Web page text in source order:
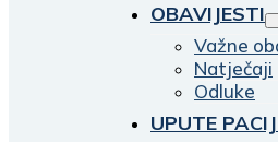
OBAVIJESTI
Važne
Natječaji
Odluke
UPUTE